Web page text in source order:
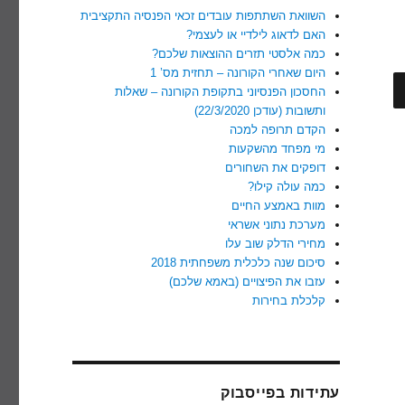
חיפוש
השוואת השתתפות עובדים זכאי הפנסיה התקציבית
האם לדאוג לילדיי או לעצמי?
כמה אלסטי תזרים ההוצאות שלכם?
היום שאחרי הקורונה – תחזית מס’ 1
החסכון הפנסיוני בתקופת הקורונה – שאלות
ותשובות (עודכן 22/3/2020)
הקדם תרופה למכה
מי מפחד מהשקעות
דופקים את השחורים
כמה עולה קילו?
מוות באמצע החיים
מערכת נתוני אשראי
מחירי הדלק שוב עלו
סיכום שנה כלכלית משפחתית 2018
עזבו את הפיצויים (באמא שלכם)
קלכלת בחירות
עתידות בפייסבוק